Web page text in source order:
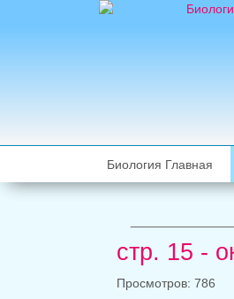
Биология Главная
стр. 15 -
Просмотров: 786